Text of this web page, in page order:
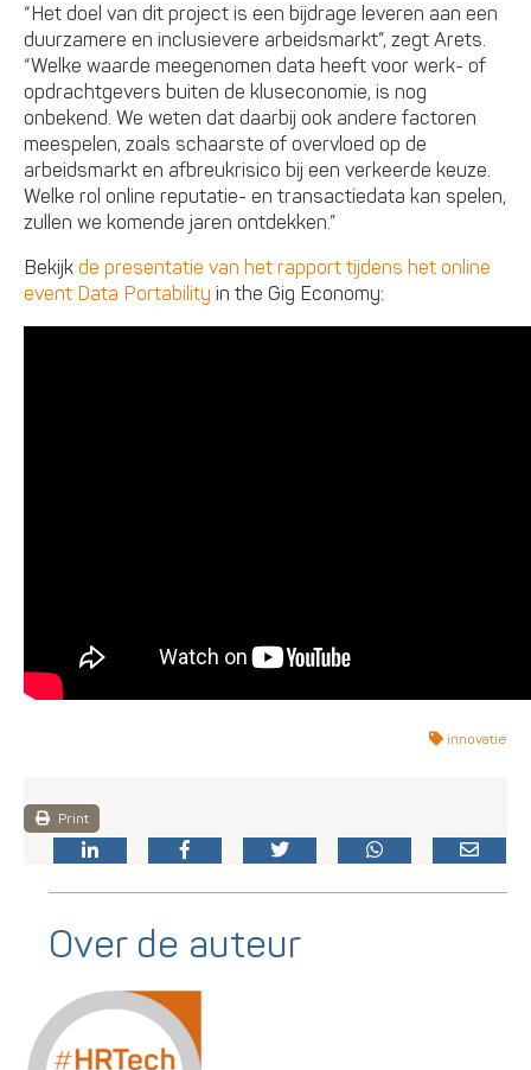
“Het doel van dit project is een bijdrage leveren aan een
duurzamere en inclusievere arbeidsmarkt”, zegt Arets.
“Welke waarde meegenomen data heeft voor werk- of
opdrachtgevers buiten de kluseconomie, is nog
onbekend. We weten dat daarbij ook andere factoren
meespelen, zoals schaarste of overvloed op de
arbeidsmarkt en afbreukrisico bij een verkeerde keuze.
Welke rol online reputatie- en transactiedata kan spelen,
zullen we komende jaren ontdekken.”
Bekijkde presentatie van het rapport tijdens het online
event Data Portability in the Gig Economy:
innovatie
Print
Over de auteur